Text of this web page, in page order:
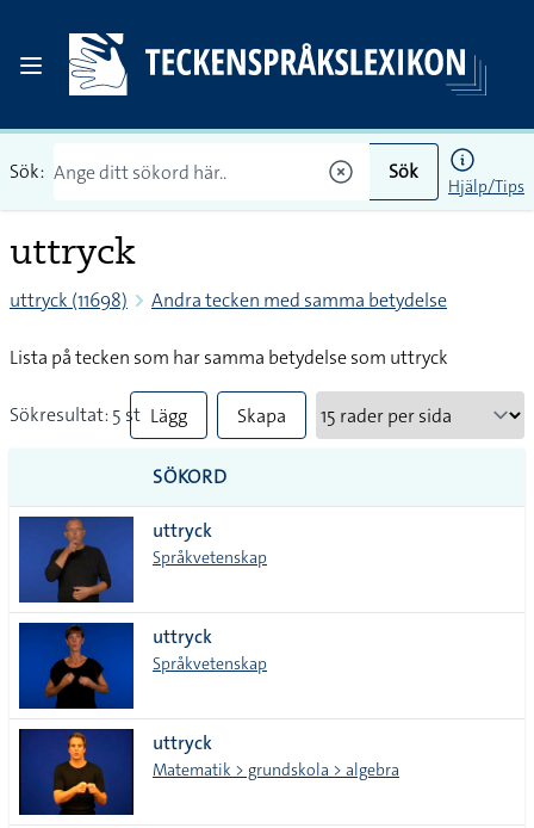
Sök: Sök
Hjälp/Tips
uttryck
uttryck (11698) Andra tecken med samma betydelse
Lista på tecken som har samma betydelse som uttryck
Sökresultat: 5 st Lägg
till
alla i
lista
Skapa
SÖKORD
uttryck
Språkvetenskap
uttryck
Språkvetenskap
uttryck
Matematik > grundskola > algebra